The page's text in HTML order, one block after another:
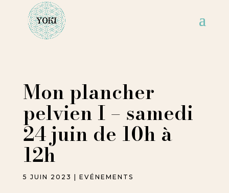
Mon plancher
pelvien I – samedi
24 juin de 10h à
12h
5 JUIN 2023 EVÉNEMENTS